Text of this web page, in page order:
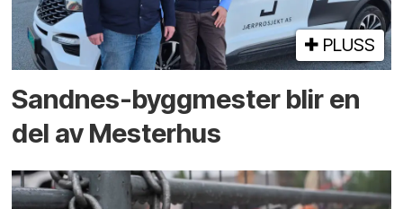
PLUSS
Sandnes-byggmester blir en
del av Mesterhus